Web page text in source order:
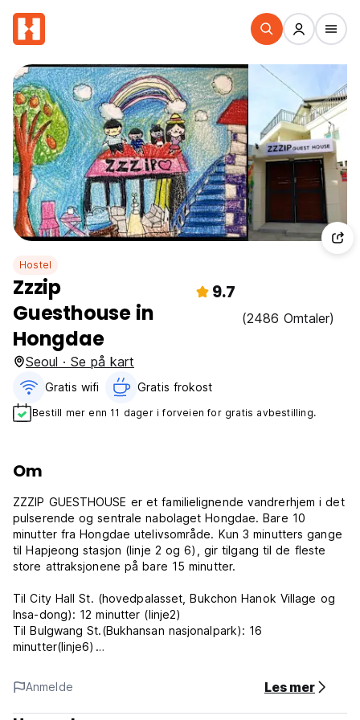
Hostel
Zzzip
Guesthouse in
Hongdae
9.7
(2486 Omtaler)
Seoul · Se på kart
Gratis wifi‎ Gratis frokost‎
Bestill mer enn 11 dager i forveien for gratis avbestilling.
Om
ZZZIP GUESTHOUSE er et familielignende vandrerhjem i det
pulserende og sentrale nabolaget Hongdae. Bare 10
minutter fra Hongdae utelivsområde. Kun 3 minutters gange
til Hapjeong stasjon (linje 2 og 6), gir tilgang til de fleste
store attraksjonene på bare 15 minutter.
Til City Hall St. (hovedpalasset, Bukchon Hanok Village og
Insa-dong): 12 minutter (linje2)
Til Bulgwang St.(Bukhansan nasjonalpark): 16
minutter(linje6)
Til Euljiro(1)ga St.(Myungdong og Seoul Tower): 14
minutter(linje2)
Til Dongdaemun-området (DDP, shoppingområde): 19
Anmelde Les mer